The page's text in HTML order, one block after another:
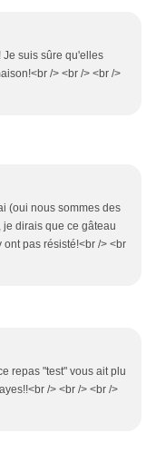
Je suis sûre qu'elles
/> <br /> <br />
(oui nous sommes des
dirais que ce gâteau
ont pas résisté!<br /> <br
repas "test" vous ait plu
/> <br /> <br />